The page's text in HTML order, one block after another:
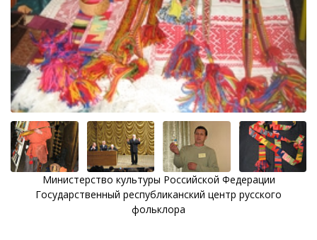
Министерство культуры Российской Федерации
Государственный республиканский центр русского
фольклора